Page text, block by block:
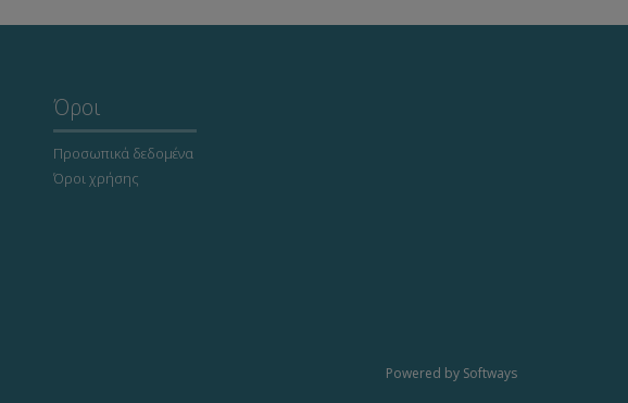
Όροι
Προσωπικά δεδομένα
Όροι χρήσης
Powered by Softways